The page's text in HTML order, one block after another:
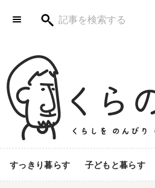
すっきり暮らす 子どもと暮らす